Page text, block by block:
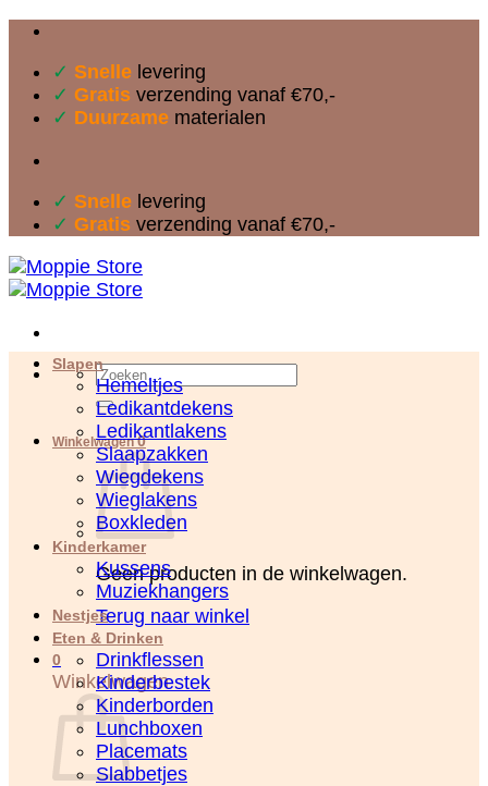
inhoud
✓ Snelle levering
✓ Gratis verzending vanaf €70,-
✓ Duurzame materialen
✓ Snelle levering
✓ Gratis verzending vanaf €70,-
Zoeken
naar:
Winkelwagen0
Geen producten in de winkelwagen.
Terug naar winkel
0
Winkelwagen
Slapen
Hemeltjes
Ledikantdekens
Ledikantlakens
Slaapzakken
Wiegdekens
Wieglakens
Boxkleden
Kinderkamer
Kussens
Muziekhangers
Nestjes
Eten & Drinken
Drinkflessen
Kinderbestek
Kinderborden
Lunchboxen
Placemats
Slabbetjes